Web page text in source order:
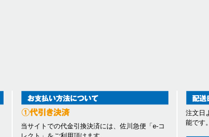
当サイトでの代金引換決済には、佐川急便「e-コ
注文日
能です